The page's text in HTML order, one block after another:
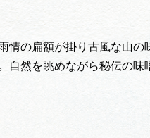
の扁額が掛り古風な山の
自然を眺めながら秘伝の